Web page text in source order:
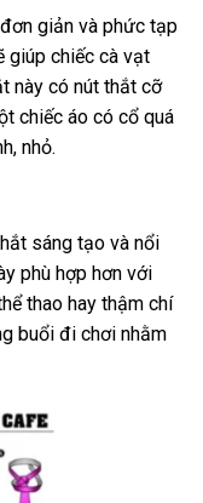
giản và phức tạp
giúp chiếc cà vạt
này có nút thắt cỡ
chiếc áo có cổ quá
nhỏ.
sáng tạo và nổi
phù hợp hơn với
thao hay thậm chí
buổi đi chơi nhằm